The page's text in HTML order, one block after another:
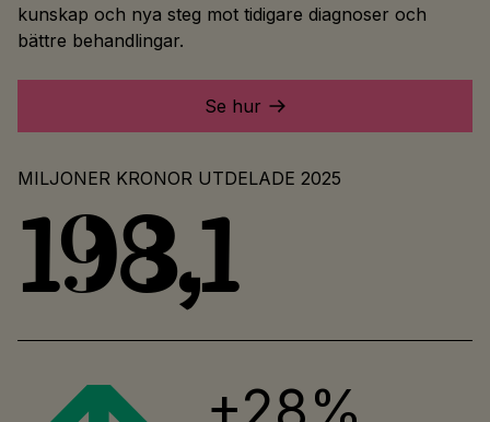
kunskap och nya steg mot tidigare diagnoser och
bättre behandlingar.
Se hur
MILJONER KRONOR UTDELADE 2025
198,1